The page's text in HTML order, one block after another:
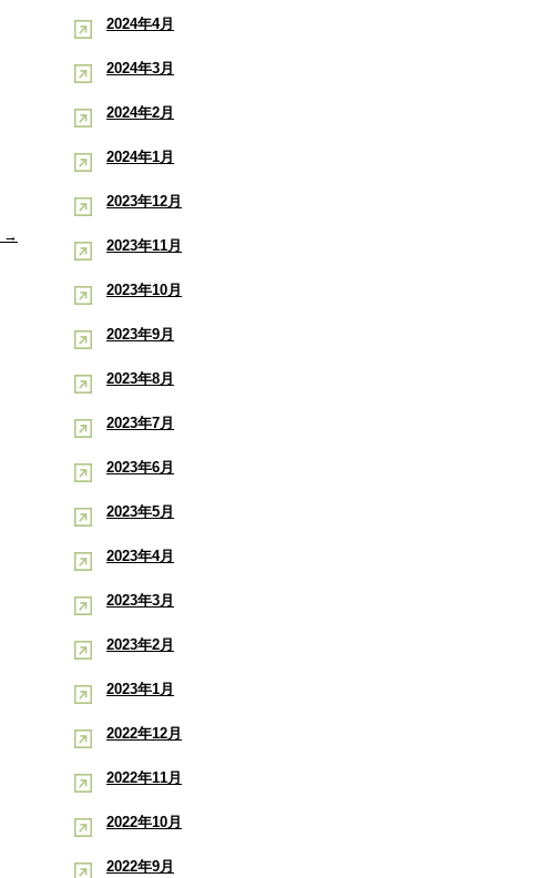
→
2024年4月
2024年3月
2024年2月
2024年1月
2023年12月
2023年11月
2023年10月
2023年9月
2023年8月
2023年7月
2023年6月
2023年5月
2023年4月
2023年3月
2023年2月
2023年1月
2022年12月
2022年11月
2022年10月
2022年9月